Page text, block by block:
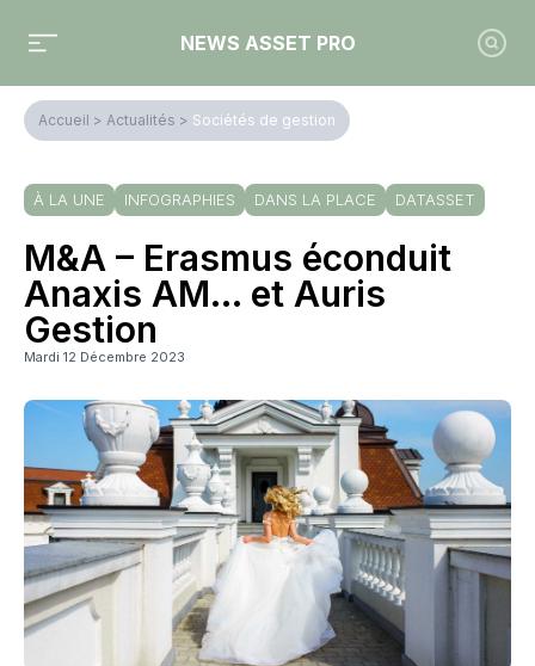
NEWS ASSET PRO
Accueil > Actualités > Sociétés de gestion
À LA UNE INFOGRAPHIES DANS LA PLACE DATASSET
M&A – Erasmus éconduit
Anaxis AM… et Auris
Gestion
Mardi 12 Décembre 2023